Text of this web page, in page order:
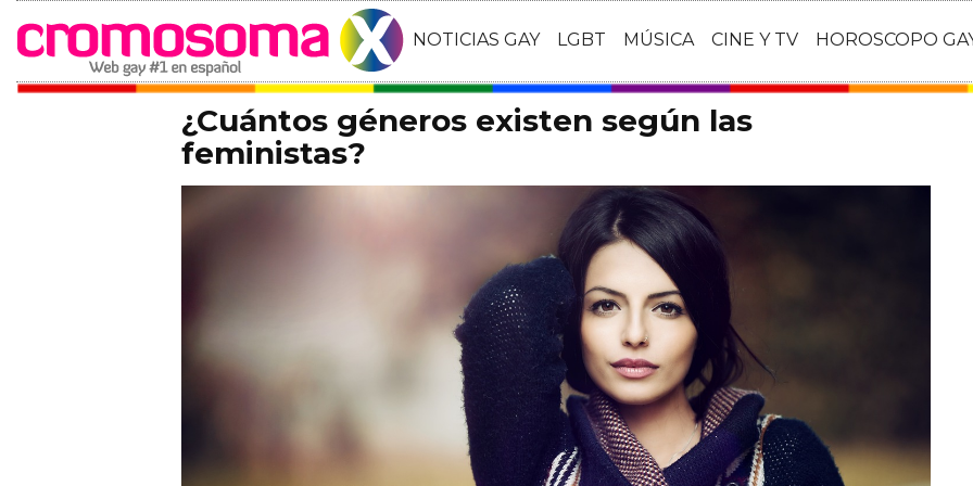
NOTICIAS GAY LGBT MÚSICA CINE Y TV HOROSCOPO
¿Cuántos géneros existen según las
feministas?